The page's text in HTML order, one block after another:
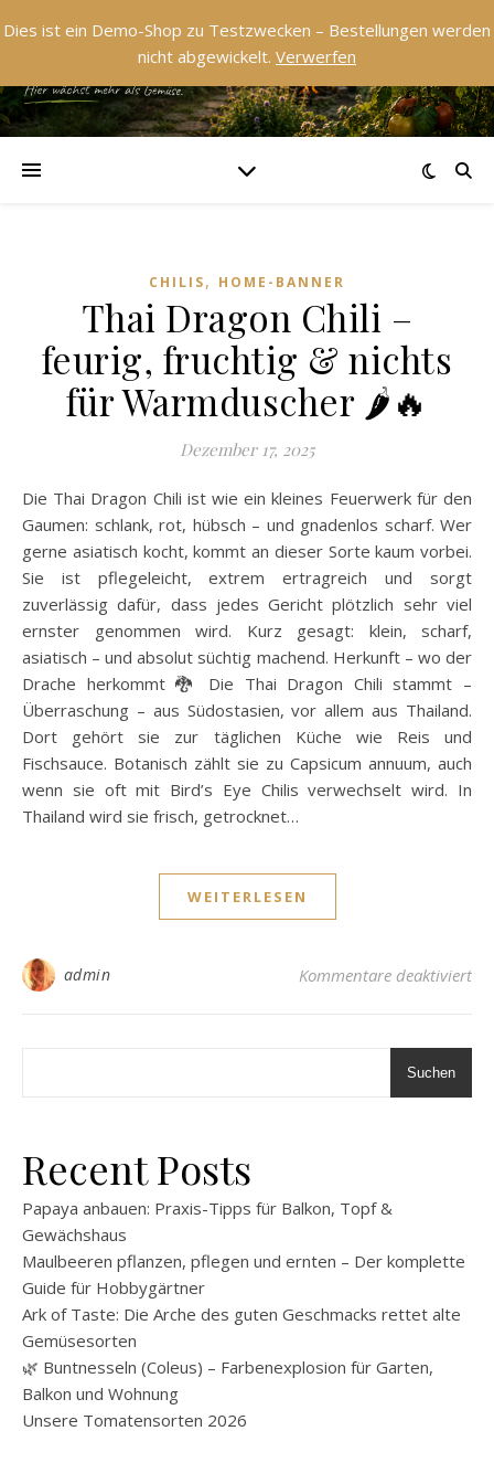
Dies ist ein Demo-Shop zu Testzwecken – Bestellungen werden
nicht abgewickelt. Verwerfen
CHILIS, HOME-BANNER
Thai Dragon Chili –
feurig, fruchtig & nichts
für Warmduscher 🌶️🔥
Dezember 17, 2025
Die Thai Dragon Chili ist wie ein kleines Feuerwerk für den
Gaumen: schlank, rot, hübsch – und gnadenlos scharf. Wer
gerne asiatisch kocht, kommt an dieser Sorte kaum vorbei.
Sie ist pflegeleicht, extrem ertragreich und sorgt
zuverlässig dafür, dass jedes Gericht plötzlich sehr viel
ernster genommen wird. Kurz gesagt: klein, scharf,
asiatisch – und absolut süchtig machend. Herkunft – wo der
Drache herkommt 🐉 Die Thai Dragon Chili stammt –
Überraschung – aus Südostasien, vor allem aus Thailand.
Dort gehört sie zur täglichen Küche wie Reis und
Fischsauce. Botanisch zählt sie zu Capsicum annuum, auch
wenn sie oft mit Bird’s Eye Chilis verwechselt wird. In
Thailand wird sie frisch, getrocknet…
WEITERLESEN
admin Kommentare deaktiviert
Suchen
Recent Posts
Papaya anbauen: Praxis-Tipps für Balkon, Topf &
Gewächshaus
Maulbeeren pflanzen, pflegen und ernten – Der komplette
Guide für Hobbygärtner
Ark of Taste: Die Arche des guten Geschmacks rettet alte
Gemüsesorten
🌿 Buntnesseln (Coleus) – Farbenexplosion für Garten,
Balkon und Wohnung
Unsere Tomatensorten 2026